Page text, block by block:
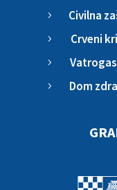
5 Civilna
5 Crveni
5
5 Dom